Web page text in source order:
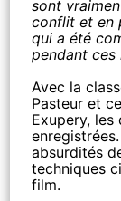
sont
conflit et en
qui a été
pendant ces
Avec la
Pasteur et
Exupery, les
absurdités
techniques
film.